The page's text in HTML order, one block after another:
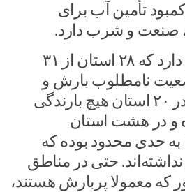
تأمین آب برای
صنعت و شرب دارد.
آمارها حکایت از آن دارد که ۲۸ استان از ۳۱
نامطلوب بارش و
بحرانی قرار دارند. در ۲۰ استان هیچ بارندگی
و در هشت استان
به حدی محدود بوده که
نداشته‌اند. حتی در مناطق
معمولا پربارش هستند،